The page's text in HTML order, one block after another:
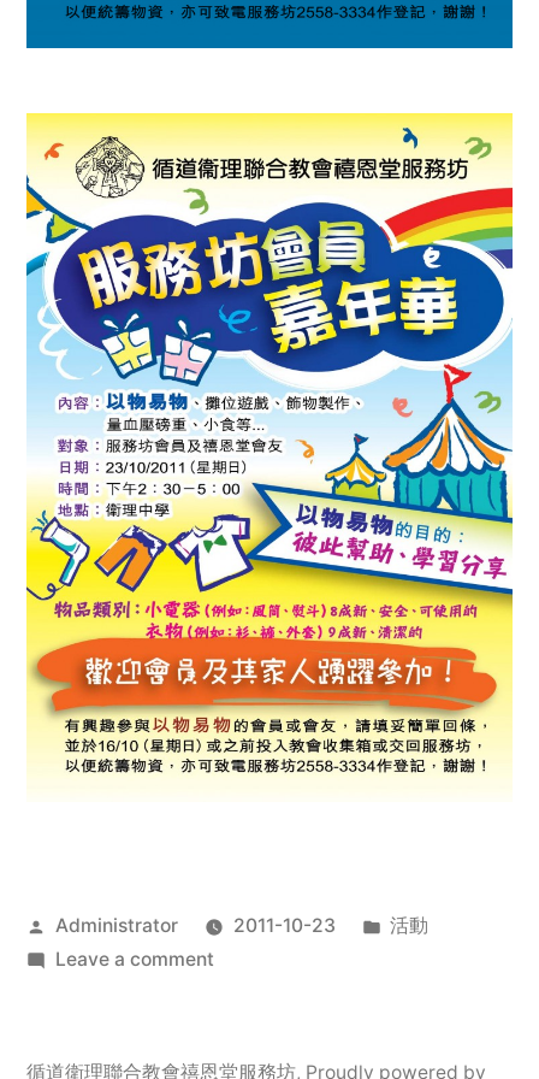
Posted
by
Administrator 2011-10-23
Posted
活動
Leave a commenton
服
循道衛理聯合教會禧恩堂服務坊, Proudly powered by